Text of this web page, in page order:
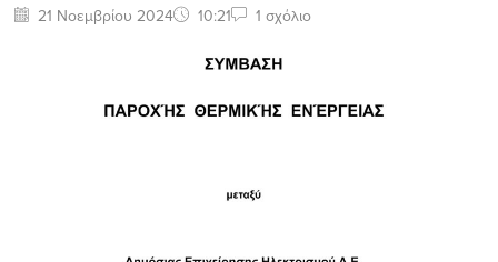
21 Νοεμβρίου 2024 10:21 1 σχόλιο